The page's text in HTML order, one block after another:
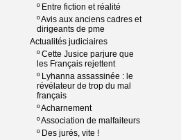
º Entre fiction et réalité
ºAvis aux anciens cadres et
dirigeants de pme
Actualités judiciaires
ºCette Jusice parjure que
les Français rejettent
º Lyhanna assassinée : le
révélateur de trop du mal
français
ºAcharnement
ºAssociation de malfaiteurs
º Des jurés, vite !